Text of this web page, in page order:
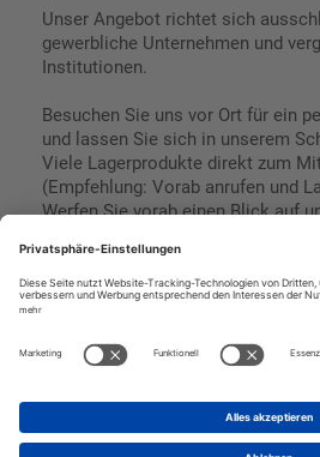
Unser Angebot richtet sich
gewerbliche Unternehmen und
Institutionen.
Besuchen Sie uns vor Ort für ein
und lassen Sie sich in unserem
Viele Lagerprodukte direkt zum
(Empfehlung: Vorab anrufen und
Werfen Sie vorab einen Blick auf
Impressum
Datenschutz